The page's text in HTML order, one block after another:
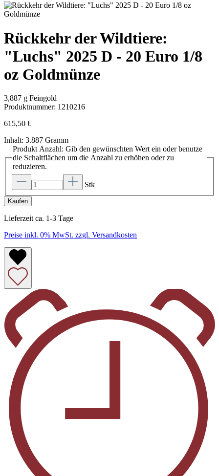
Rückkehr der Wildtiere:
"Luchs" 2025 D - 20 Euro 1/8
oz Goldmünze
3,887 g Feingold
Produktnummer: 1210216
615,50 €
Inhalt: 3.887 Gramm
Produkt Anzahl: Gib den gewünschten Wert ein oder benutze
die Schaltflächen um die Anzahl zu erhöhen oder zu
reduzieren.
Stk
Kaufen
Lieferzeit ca. 1-3 Tage
Preise inkl. 0% MwSt. zzgl. Versandkosten